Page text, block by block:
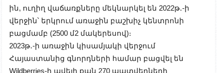
ին, ուղիղ վաճառքները մեկնարկել են 2022թ․-ի
վերջին՝ երկրում առաջին բաշխիչ կենտրոնի
բացմամբ (2500 մ2 մակերեսով)։
2023թ․-ի առաջին կիսամյակի վերջում
Հայաստանից գնորդների համար բացվել են
Wildberries-ի ավելի քան 270 պատվերների